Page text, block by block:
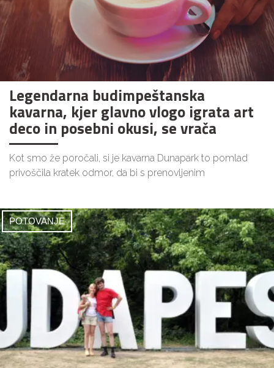
Legendarna budimpeštanska
kavarna, kjer glavno vlogo igrata art
deco in posebni okusi, se vrača
Kot smo že poročali, si je kavarna Dunapark to pomlad
privoščila kratek odmor, da bi s prenovljenim
POTOVANJE